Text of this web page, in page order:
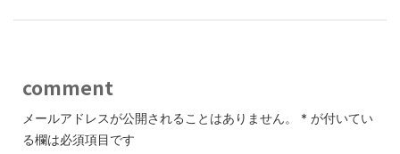
comment
メールアドレスが公開されることはありません。 * が付いてい
る欄は必須項目です